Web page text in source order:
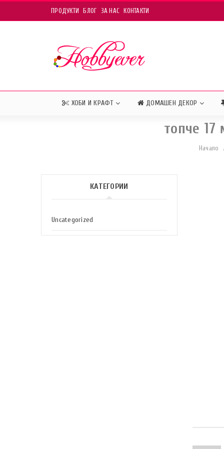
ПРОДУКТИ БЛОГ ЗА НАС КОНТАКТИ
ХОБИ И КРАФТ ДОМАШЕН ДЕКОР
топче
Начало
КАТЕГОРИИ
Uncategorized